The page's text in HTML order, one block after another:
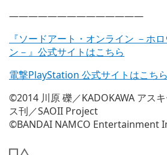
——————————————
『ソードアート・オンライン －ホ
ン－』公式サイトはこちら
電撃PlayStation 公式サイトはこちら
©2014 川原 礫／KADOKAWA アス
ス刊／SAOII Project
©BANDAI NAMCO Entertainment